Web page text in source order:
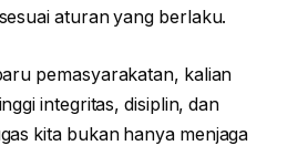
aturan yang berlaku.
pemasyarakatan, kalian
integritas, disiplin, dan
kita bukan hanya menjaga